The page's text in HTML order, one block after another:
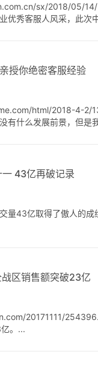
sx/2018/05/
优秀客服人风采，此次
授你绝密客服经验
html/2018-4-2/
有什么发展前景，但是
一 43亿再破记录
量43亿取得了傲人的
战区销售额突破23亿
20171111/
。...